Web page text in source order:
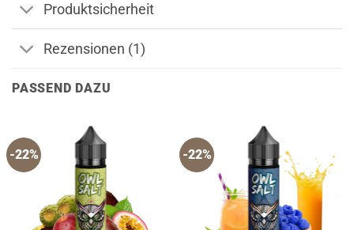
Produktsicherheit
Rezensionen (1)
PASSEND DAZU
-22% -22%